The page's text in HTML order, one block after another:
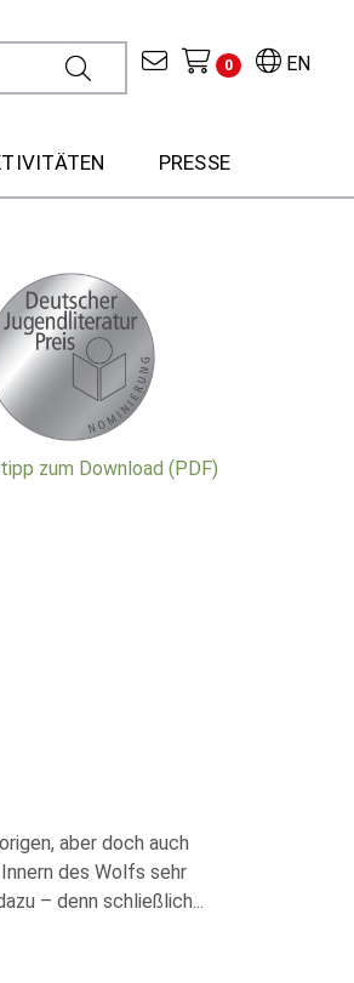
EN
0
PRESSE
zum Download (PDF)
aber doch auch
des Wolfs sehr
– denn schließlich...